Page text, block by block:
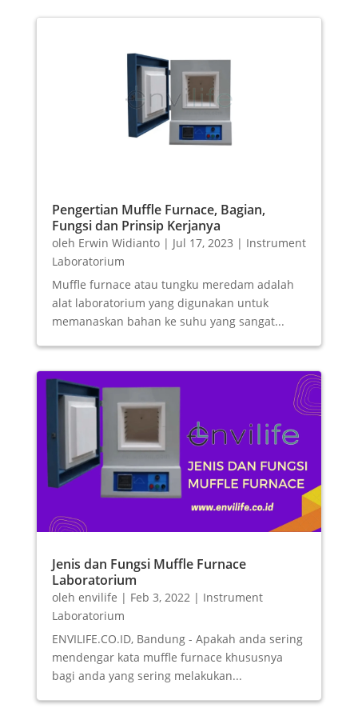
Pengertian Muffle Furnace, Bagian,
Fungsi dan Prinsip Kerjanya
oleh Erwin Widianto| Jul 17, 2023 | Instrument
Laboratorium
Muffle furnace atau tungku meredam adalah
alat laboratorium yang digunakan untuk
memanaskan bahan ke suhu yang sangat...
Jenis dan Fungsi Muffle Furnace
Laboratorium
oleh envilife | Feb 3, 2022| Instrument
Laboratorium
ENVILIFE.CO.ID, Bandung - Apakah anda sering
mendengar kata muffle furnace khususnya
bagi anda yang sering melakukan...